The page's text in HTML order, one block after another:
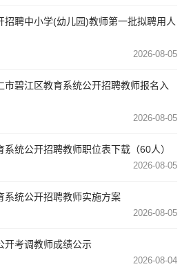
招聘中小学(幼儿园)教师第一批拟聘用人
2026-08-05
市碧江区教育系统公开招聘教师报名入
2026-08-05
统公开招聘教师职位表下载（60人）
2026-08-05
系统公开招聘教师实施方案
2026-08-05
开考调教师成绩公示
2026-08-04